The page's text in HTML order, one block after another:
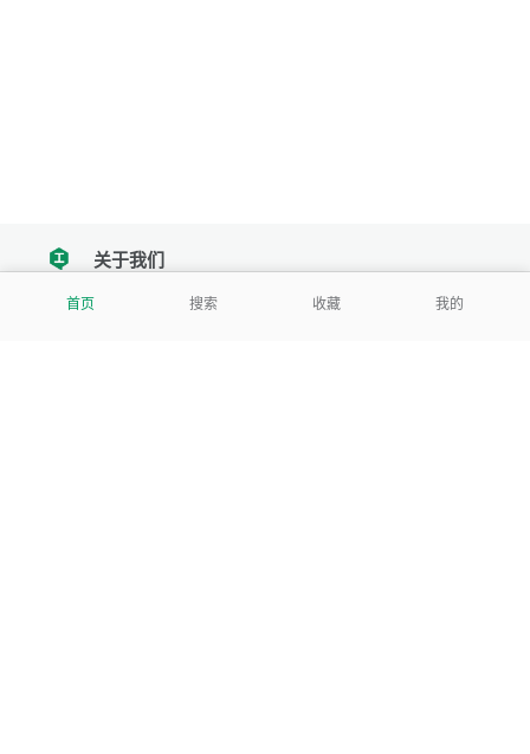
首页 搜索 收藏 我的
tencent关于我们
我们努力把每一个工具做成批量处理的产品